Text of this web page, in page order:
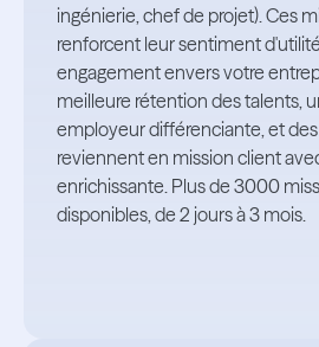
ingénierie, chef de projet). Ces
renforcent leur sentiment
engagement envers votre
meilleure rétention des talents,
employeur différenciante, et
reviennent en mission client
enrichissante. Plus de 3000
disponibles, de 2 jours à 3 mois.